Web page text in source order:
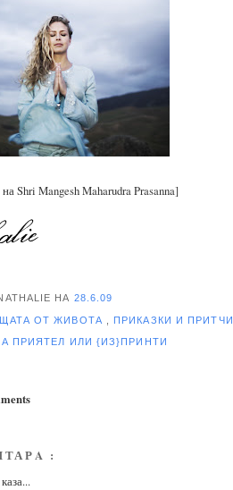
Shri Mangesh Maharudra Prasanna]
НА 28.6.09
ОТ ЖИВОТА ПРИКАЗКИ И ПРИТЧИ
ПРИЯТЕЛ ИЛИ {ИЗ}ПРИНТИ
: